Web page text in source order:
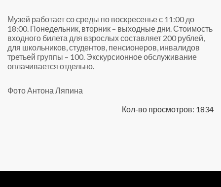
Музей работает со среды по воскресенье с 11:00 до
18:00. Понедельник, вторник – выходные дни. Стоимость
входного билета для взрослых составляет 200 рублей,
для школьников, студентов, пенсионеров, инвалидов
третьей группы – 100. Экскурсионное обслуживание
оплачивается отдельно.
Фото Антона Ляпина
Кол-во просмотров: 1834